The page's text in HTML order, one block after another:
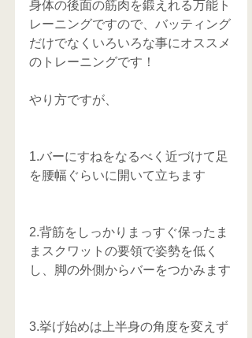
身体の後面の筋肉を鍛えれる万能ト
レーニングですので、バッティング
だけでなくいろいろな事にオススメ
のトレーニングです！
やり方ですが、
1.バーにすねをなるべく近づけて足
を腰幅ぐらいに開いて立ちます
2.背筋をしっかりまっすぐ保ったま
まスクワットの要領で姿勢を低く
し、脚の外側からバーをつかみます
3.挙げ始めは上半身の角度を変えず